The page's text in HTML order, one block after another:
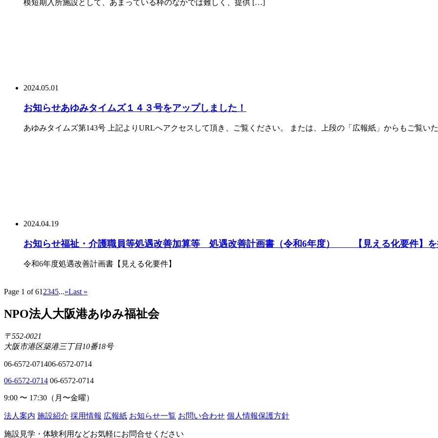
模短期入所施設として、あまっている枠のなかでは難しく、提供 […]
2024.05.01
お知らせあゆみタイムズ１４３号をアップしました！
あゆみタイムズ第143号 上記よりURLへアクセスして頂き、ご覧ください。 または、上段の「広報紙」からもご覧い
2024.04.19
お知らせ福祉・介護職員等処遇改善加算等 処遇改善計画書（令和6年度） 【見える化要件】を
令和6年度処遇改善計画書【見える化要件】
Page 1 of 61 2345...»Last »
NPO法人大阪港あゆみ福祉会
〒552-0021
大阪市港区築港三丁目10番18号
06-6572-071406-6572-0714
06-6572-0714 06-6572-0714
9:00 〜 17:30（月〜金曜）
法人案内 施設紹介 採用情報 広報紙 お知らせ一覧 お問い合わせ 個人情報保護方針
施設見学・体験利用などお気軽にお問合せください